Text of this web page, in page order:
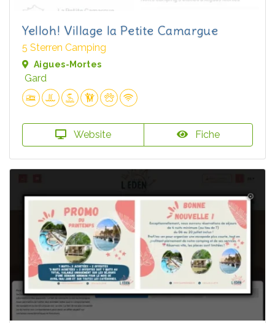
Yelloh! Village la Petite Camargue
5 Sterren Camping
Aigues-Mortes
Gard
Website Fiche